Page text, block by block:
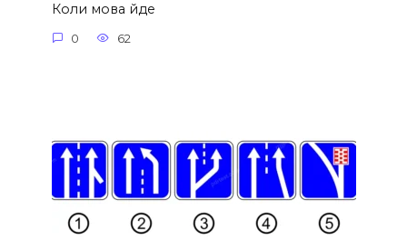
Коли мова йде
0 62